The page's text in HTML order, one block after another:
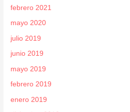
febrero 2021
mayo 2020
julio 2019
junio 2019
mayo 2019
febrero 2019
enero 2019